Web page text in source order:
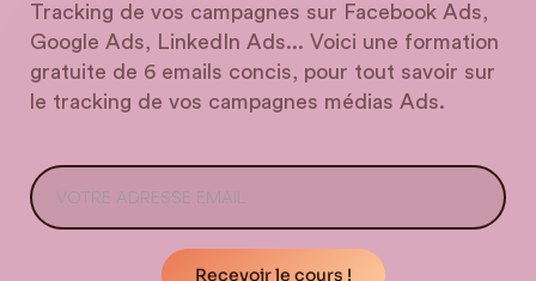
Tracking de vos campagnes sur Facebook Ads,
Google Ads, LinkedIn Ads... Voici une formation
gratuite de 6 emails concis, pour tout savoir sur
le tracking de vos campagnes médias Ads.